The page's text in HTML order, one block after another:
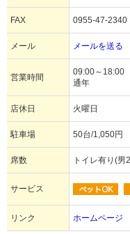
FAX 0955-47-2340
メール メールを送る
営業時間
09:00～18:00
通年
店休日 火曜日
駐車場 50台/1,050円
席数 トイレ有り(
サービス
リンク ホームページ